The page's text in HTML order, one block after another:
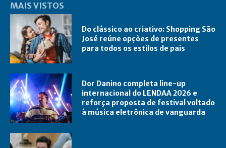
MAIS VISTOS
Do clássico ao criativo: Shopping São
José reúne opções de presentes
para todos os estilos de pais
Dor Danino completa line-up
internacional do LENDAA 2026 e
reforça proposta de festival voltado
à música eletrônica de vanguarda